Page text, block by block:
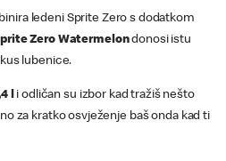
ledeni Sprite Zero s dodatkom
Zero Watermelondonosi istu
lubenice.
li odličan su izbor kad tražiš nešto
za kratko osvježenje baš onda kad ti